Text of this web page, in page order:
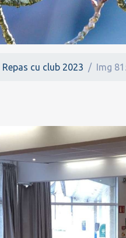
Repas cu club 2023 Img